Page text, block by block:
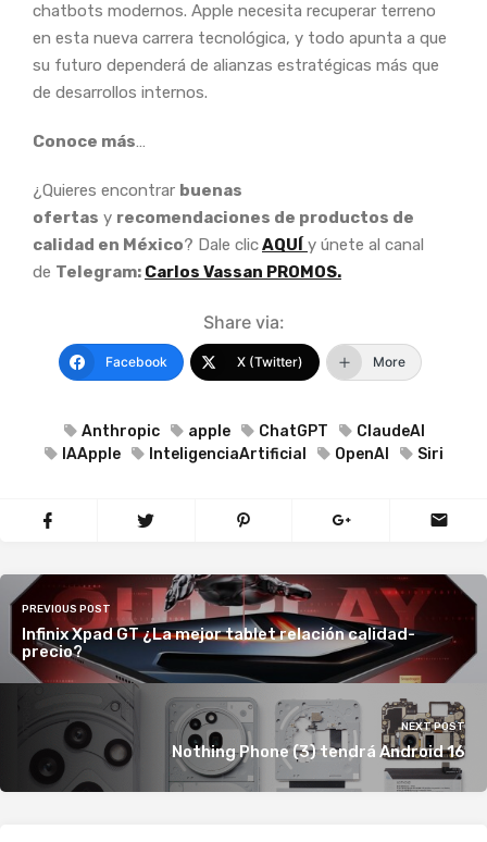
chatbots modernos. Apple necesita recuperar terreno
en esta nueva carrera tecnológica, y todo apunta a que
su futuro dependerá de alianzas estratégicas más que
de desarrollos internos.
Conoce más…
¿Quieres encontrar buenas
ofertas y recomendaciones de productos de
calidad en México? Dale clicAQUÍ y únete al canal
de Telegram: Carlos Vassan PROMOS.
Share via:
Facebook X (Twitter) More
Anthropic apple ChatGPT
ClaudeAI
IAApple
InteligenciaArtificial OpenAI Siri
PREVIOUS POST
Infinix Xpad GT ¿La mejor tablet relación calidad-
precio?
NEXT POST
Nothing Phone (3) tendrá Android 16